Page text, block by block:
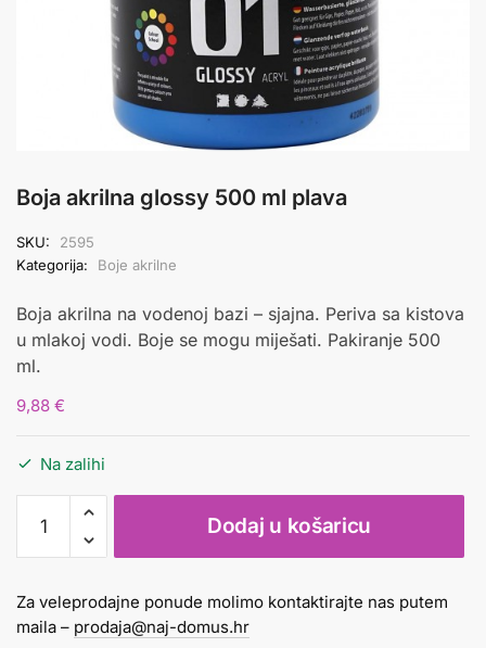
Boja akrilna glossy 500 ml plava
SKU:
2595
Kategorija:
Boje akrilne
Boja akrilna na vodenoj bazi – sjajna. Periva sa kistova
u mlakoj vodi. Boje se mogu miješati. Pakiranje 500
ml.
9,88 €
Na zalihi
akrilna
glossy
ml
plava
Dodaj u košaricu
Za veleprodajne ponude molimo kontaktirajte nas putem
maila – prodaja@naj-domus.hr